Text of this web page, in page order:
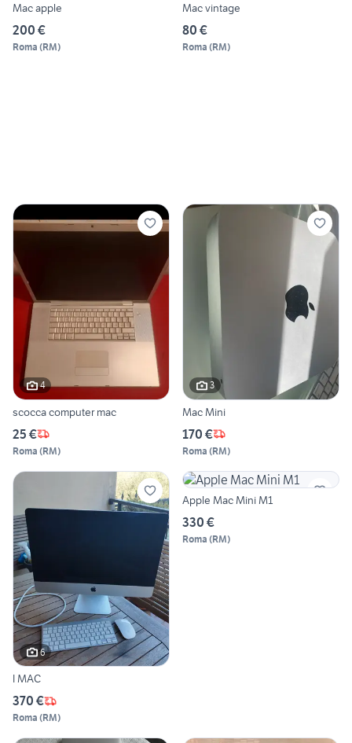
Mac apple
200 €
Roma (RM)
Mac vintage
80 €
Roma (RM)
4
scocca computer mac
25 €
Roma (RM)
3
Mac Mini
170 €
Roma (RM)
6
I MAC
370 €
Roma (RM)
Apple Mac Mini M1
330 €
Roma (RM)